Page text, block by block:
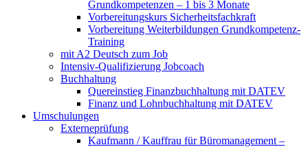
Grundkompetenzen – 1 bis 3 Monate
Vorbereitungskurs Sicherheitsfachkraft
Vorbereitung Weiterbildungen Grundkompetenz-
Training
mit A2 Deutsch zum Job
Intensiv-Qualifizierung Jobcoach
Buchhaltung
Quereinstieg Finanzbuchhaltung mit DATEV
Finanz und Lohnbuchhaltung mit DATEV
Umschulungen
Externeprüfung
Kaufmann / Kauffrau für Büromanagement –